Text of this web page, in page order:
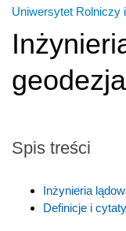
Uniwersytet Rolniczy
Spis treści
Inżynieria
Definicje i